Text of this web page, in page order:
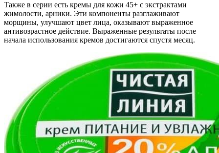
Также в серии есть кремы для кожи 45+ с экстрактами
жимолости, арники. Эти компоненты разглаживают
морщины, улучшают цвет лица, оказывают выраженное
антивозрастное действие. Выраженные результаты после
начала использования кремов достигаются спустя месяц.